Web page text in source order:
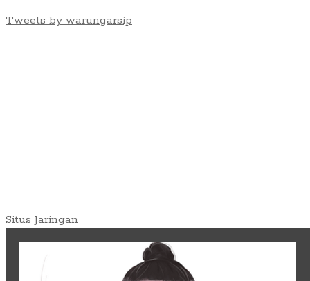
Tweets by warungarsip
Situs Jaringan